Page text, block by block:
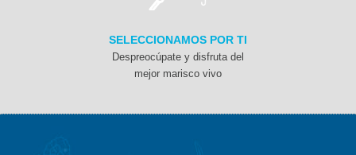
SELECCIONAMOS POR TI
Despreocúpate y disfruta del
mejor marisco vivo